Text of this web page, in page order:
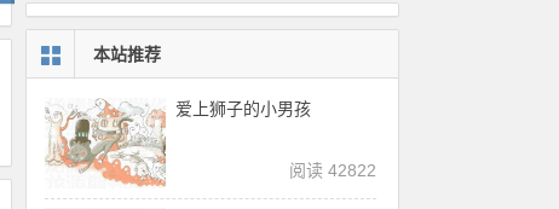
本站推荐
爱上狮子的小男孩
阅读 42822